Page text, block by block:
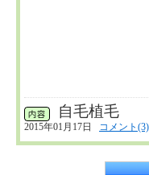
自毛植毛
2015年01月17日 コメント(3)